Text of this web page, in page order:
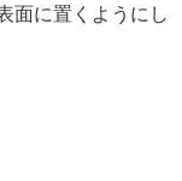
面に置くようにし